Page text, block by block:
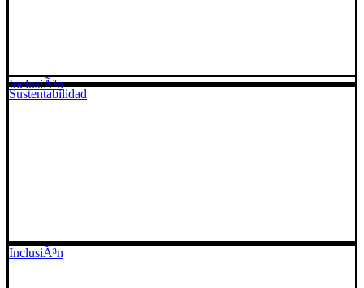
Sustentabilidad
InclusiÃ³n
InclusiÃ³n